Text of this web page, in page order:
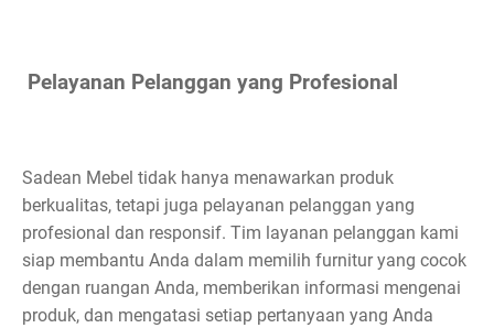
Pelayanan Pelanggan yang Profesional
Sadean Mebel tidak hanya menawarkan produk
berkualitas, tetapi juga pelayanan pelanggan yang
profesional dan responsif. Tim layanan pelanggan kami
siap membantu Anda dalam memilih furnitur yang cocok
dengan ruangan Anda, memberikan informasi mengenai
produk, dan mengatasi setiap pertanyaan yang Anda